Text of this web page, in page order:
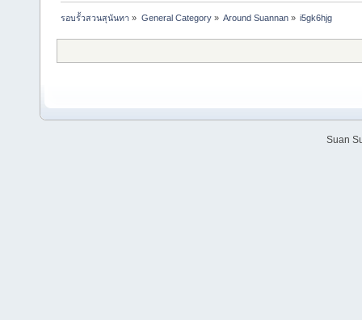
รอบรั้วสวนสุนันทา » General Category» Around Suannan» i5gk6hjg
Suan